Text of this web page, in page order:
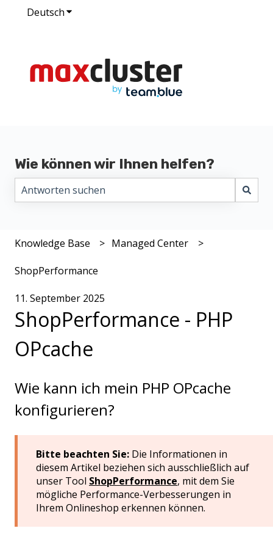
DeutschUntermenü für Übersetzungen anzeigen
Wie können wir Ihnen helfen?
Knowledge Base Managed Center
ShopPerformance
11. September 2025
ShopPerformance - PHP
OPcache
Wie kann ich mein PHP OPcache
konfigurieren?
Bitte beachten Sie: Die Informationen in
diesem Artikel beziehen sich ausschließlich auf
unser Tool ShopPerformance, mit dem Sie
mögliche Performance-Verbesserungen in
Ihrem Onlineshop erkennen können.